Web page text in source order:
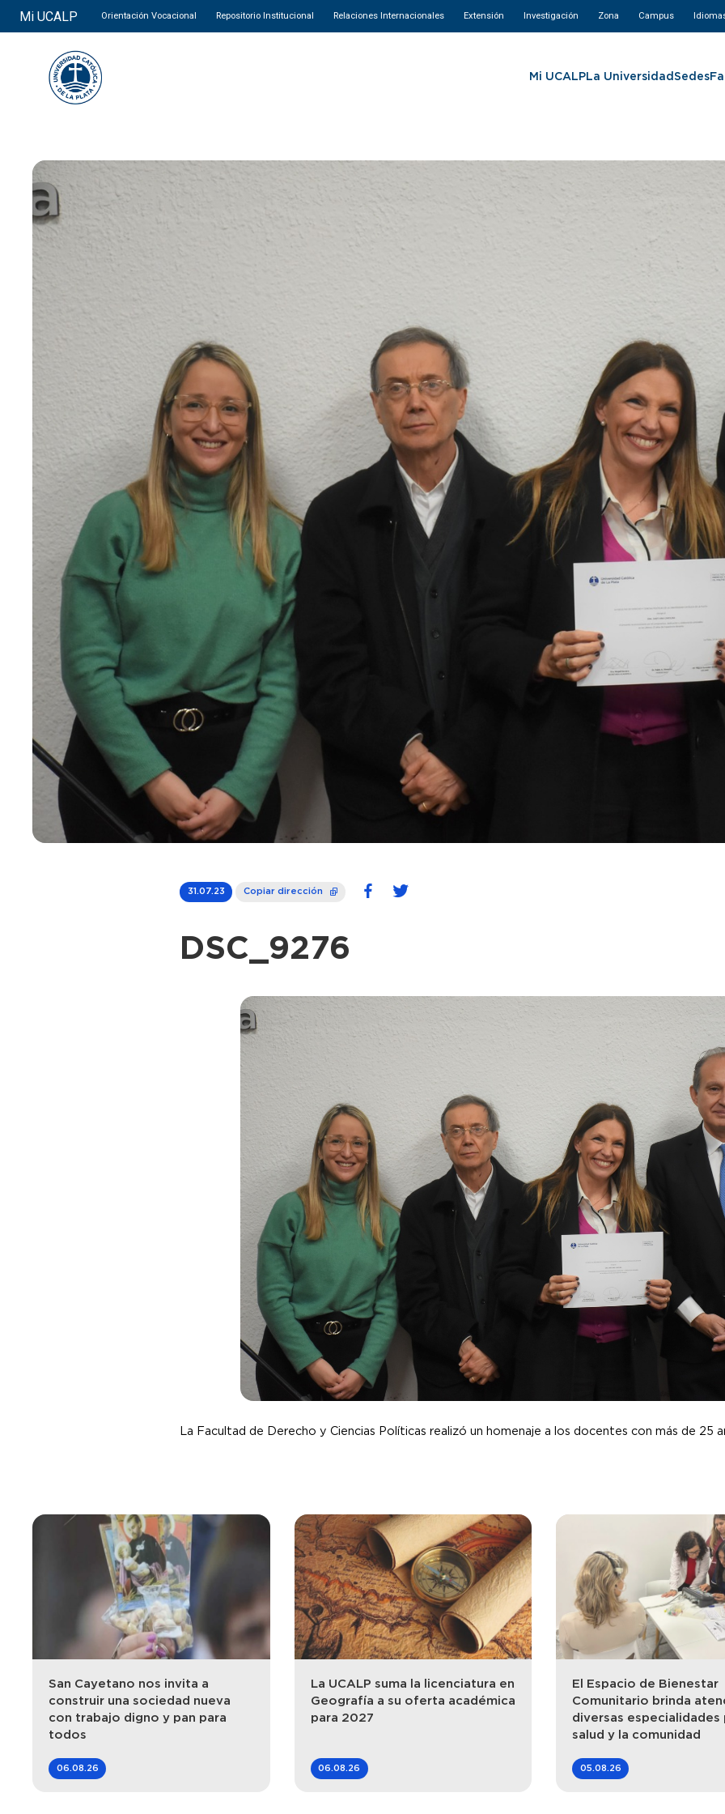
Mi UCALP Orientación Vocacional Repositorio Institucional Relaciones Internacionales Extensión Investigación Zona Campus
Mi UCALPLa Universidad Sedes
31.07.23 Copiar dirección
DSC_9276
La Facultad de Derecho y Ciencias Políticas realizó un homenaje a los docentes con más de 25
San Cayetano nos invita a
construir una sociedad nueva
con trabajo digno y pan para
todos
06.08.26
La UCALP suma la licenciatura en
Geografía a su oferta académica
para 2027
06.08.26
El Espacio de Bienestar
Comunitario brinda
diversas especialidades
salud y la comunidad
05.08.26